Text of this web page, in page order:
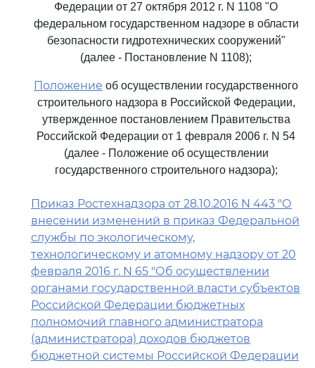
Федерации от 27 октября 2012 г. N 1108 "О
федеральном государственном надзоре в области
безопасности гидротехнических сооружений"
(далее - Постановление N 1108);
Положение об осуществлении государственного
строительного надзора в Российской Федерации,
утвержденное постановлением Правительства
Российской Федерации от 1 февраля 2006 г. N 54
(далее - Положение об осуществлении
государственного строительного надзора);
Приказ Ростехнадзора от 28.10.2016 N 443 "О
внесении изменений в приказ Федеральной
службы по экологическому,
технологическому и атомному надзору от 20
февраля 2016 г. N 65 "Об осуществлении
органами государственной власти субъектов
Российской Федерации бюджетных
полномочий главного администратора
(администратора) доходов бюджетов
бюджетной системы Российской Федерации